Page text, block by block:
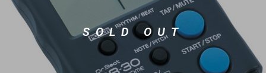
ドラム パーカッション
電子ピアノ
SOLD OUT